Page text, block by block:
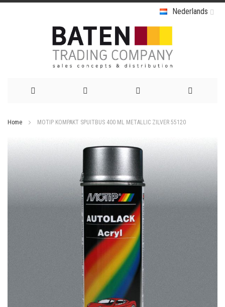
Nederlands
Home MOTIP KOMPAKT SPUITBUS 400 ML METALLIC ZILVER 55120
einde
van
de